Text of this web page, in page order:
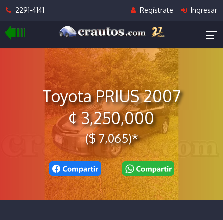
2291-4141 Regístrate Ingresar
Toyota PRIUS 2007
¢ 3,250,000
($ 7,065)*